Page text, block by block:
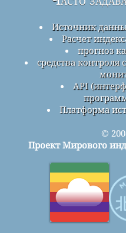
Источник
Расчет
прогноз
средства контроля
API
Платформа
©
Проект Мирового